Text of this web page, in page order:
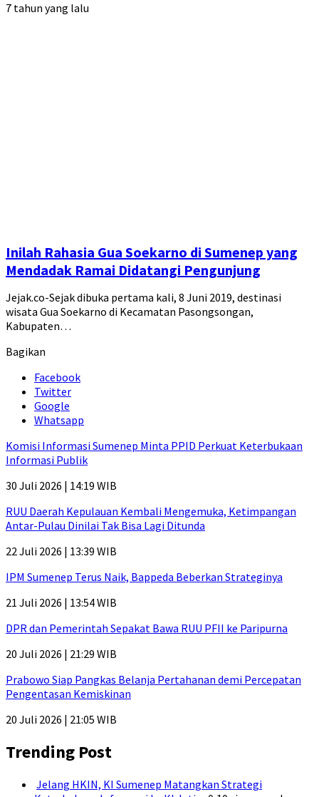
7 tahun yang lalu
Inilah Rahasia Gua Soekarno di Sumenep yang
Mendadak Ramai Didatangi Pengunjung
Jejak.co-Sejak dibuka pertama kali, 8 Juni 2019, destinasi
wisata Gua Soekarno di Kecamatan Pasongsongan,
Kabupaten…
Bagikan
Facebook
Twitter
Google
Whatsapp
Komisi Informasi Sumenep Minta PPID Perkuat Keterbukaan
Informasi Publik
30 Juli 2026 | 14:19 WIB
RUU Daerah Kepulauan Kembali Mengemuka, Ketimpangan
Antar-Pulau Dinilai Tak Bisa Lagi Ditunda
22 Juli 2026 | 13:39 WIB
IPM Sumenep Terus Naik, Bappeda Beberkan Strateginya
21 Juli 2026 | 13:54 WIB
DPR dan Pemerintah Sepakat Bawa RUU PFII ke Paripurna
20 Juli 2026 | 21:29 WIB
Prabowo Siap Pangkas Belanja Pertahanan demi Percepatan
Pengentasan Kemiskinan
20 Juli 2026 | 21:05 WIB
Trending Post
Jelang HKIN, KI Sumenep Matangkan Strategi